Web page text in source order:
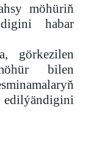
möhüriň
habar
görkezilen
bilen